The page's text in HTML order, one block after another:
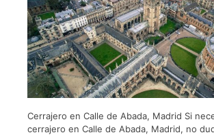
Cerrajero en Calle de Abada, Madrid Si
cerrajero en Calle de Abada, Madrid, no